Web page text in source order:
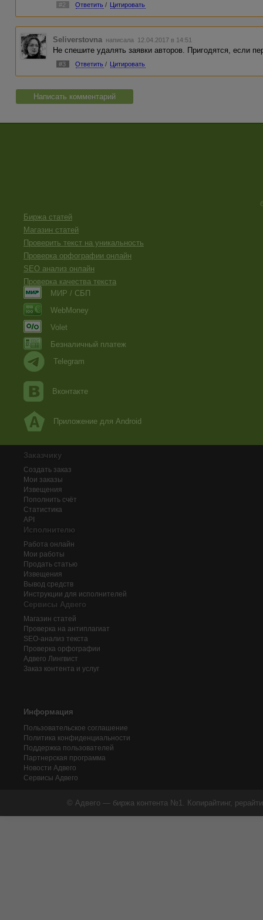
#2 Ответить / Цитировать
Seliverstovna написала 12.04.2017 в 14:51
Не спешите удалять заявки авторов. Пригодятся, если
#3 Ответить / Цитировать
Написать комментарий
Биржа статей
Магазин статей
Проверить текст на уникальность
Проверка орфографии онлайн
SEO анализ онлайн
Проверка качества текста
МИР / СБП
WebMoney
Volet
Безналичный платеж
Telegram
Вконтакте
Приложение для Android
Заказчику
Создать заказ
Мои заказы
Извещения
Пополнить счёт
Статистика
API
Исполнителю
Работа онлайн
Мои работы
Продать статью
Извещения
Вывод средств
Инструкции для исполнителей
Сервисы Адвего
Магазин статей
Проверка на антиплагиат
SEO-анализ текста
Проверка орфографии
Адвего Лингвист
Заказ контента и услуг
Информация
Пользовательское соглашение
Политика конфиденциальности
Поддержка пользователей
Партнерская программа
Новости Адвего
Сервисы Адвего
© Адвего — биржа контента №1. Копирайтинг,